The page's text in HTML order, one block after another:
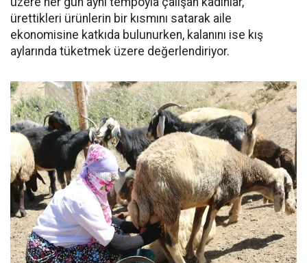
ürettikleri ürünlerin bir kısmını satarak aile
ekonomisine katkıda bulunurken, kalanını ise kış
aylarında tüketmek üzere değerlendiriyor.